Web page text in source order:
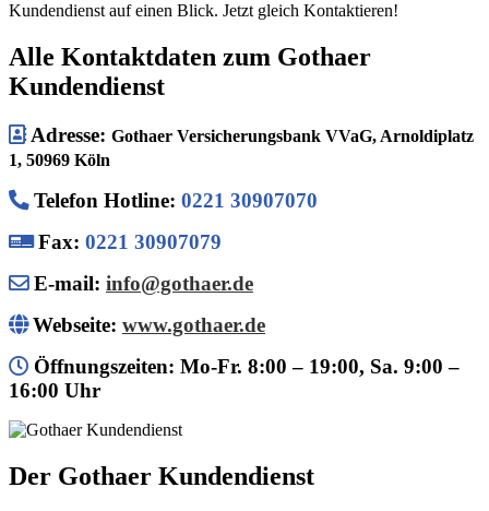
Kundendienst auf einen Blick. Jetzt gleich Kontaktieren!
Alle Kontaktdaten zum Gothaer
Kundendienst
Adresse: Gothaer Versicherungsbank VVaG, Arnoldiplatz
1, 50969 Köln
Telefon Hotline: 0221 30907070
Fax: 0221 30907079
E-mail: info@gothaer.de
Webseite: www.gothaer.de
Öffnungszeiten: Mo-Fr. 8:00 – 19:00, Sa. 9:00 –
16:00 Uhr
Der Gothaer Kundendienst